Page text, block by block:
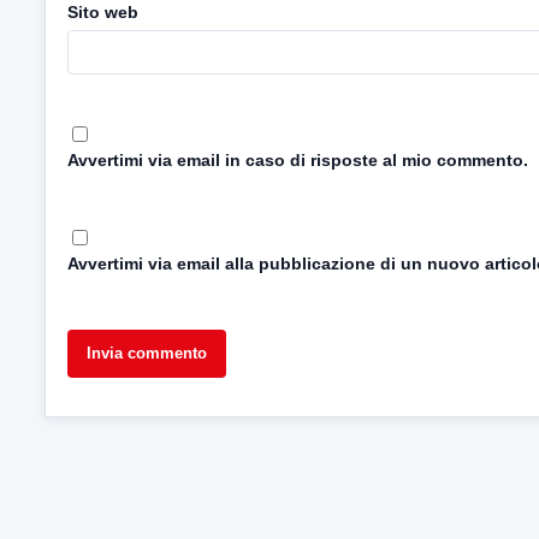
Sito web
Avvertimi via email in caso di risposte al mio commento.
Avvertimi via email alla pubblicazione di un nuovo